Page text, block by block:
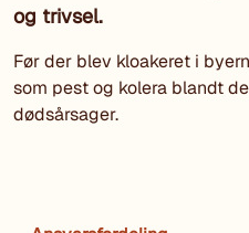
og trivsel.
Før der blev kloakeret i
som pest og kolera blandt
dødsårsager.